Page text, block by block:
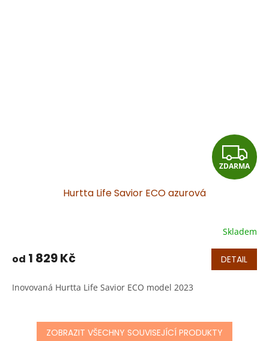
Z
D
R
M
A
ZDARMA
Hurtta Life Savior ECO azurová
produktu
z
Skladem
od 1 829 Kč DETAIL
Inovovaná Hurtta Life Savior ECO model 2023
ZOBRAZIT VŠECHNY SOUVISEJÍCÍ PRODUKTY